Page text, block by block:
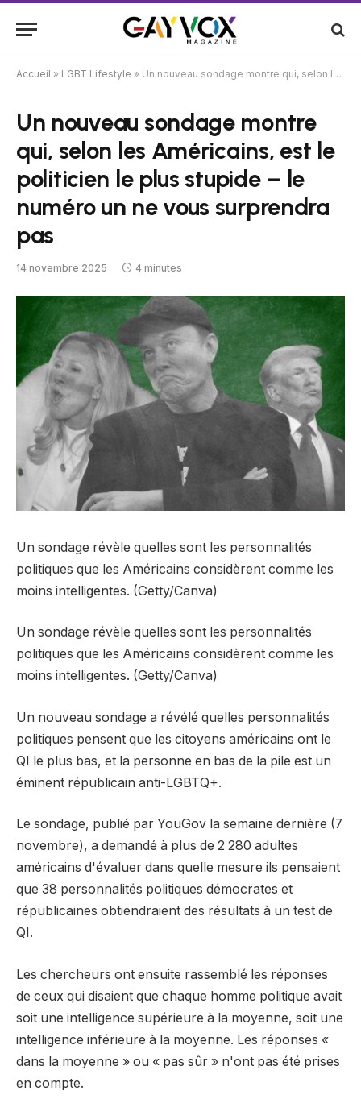
Accueil » LGBT Lifestyle » Un nouveau sondage montre qui, selon les Américains, est le politicien le plus stupide – le numéro un ne vous surprendra pas
Un nouveau sondage montre
qui, selon les Américains, est le
politicien le plus stupide – le
numéro un ne vous surprendra
pas
14 novembre 2025 4 minutes
Un sondage révèle quelles sont les personnalités
politiques que les Américains considèrent comme les
moins intelligentes. (Getty/Canva)
Un sondage révèle quelles sont les personnalités
politiques que les Américains considèrent comme les
moins intelligentes. (Getty/Canva)
Un nouveau sondage a révélé quelles personnalités
politiques pensent que les citoyens américains ont le
QI le plus bas, et la personne en bas de la pile est un
éminent républicain anti-LGBTQ+.
Le sondage, publié par YouGov la semaine dernière (7
novembre), a demandé à plus de 2 280 adultes
américains d'évaluer dans quelle mesure ils pensaient
que 38 personnalités politiques démocrates et
républicaines obtiendraient des résultats à un test de
QI.
Les chercheurs ont ensuite rassemblé les réponses
de ceux qui disaient que chaque homme politique avait
soit une intelligence supérieure à la moyenne, soit une
intelligence inférieure à la moyenne. Les réponses «
dans la moyenne » ou « pas sûr » n'ont pas été prises
en compte.